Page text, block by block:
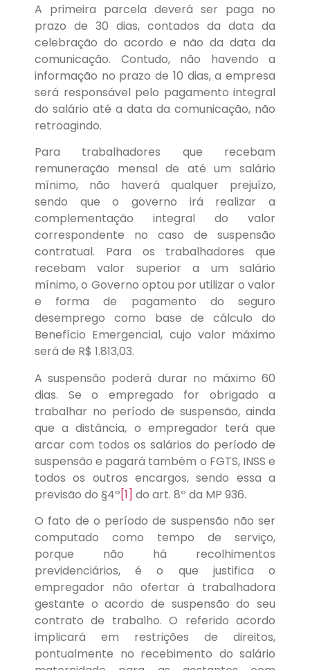
A primeira parcela deverá ser paga no
prazo de 30 dias, contados da data da
celebração do acordo e não da data da
comunicação. Contudo, não havendo a
informação no prazo de 10 dias, a empresa
será responsável pelo pagamento integral
do salário até a data da comunicação, não
retroagindo.
Para trabalhadores que recebam
remuneração mensal de até um salário
mínimo, não haverá qualquer prejuízo,
sendo que o governo irá realizar a
complementação integral do valor
correspondente no caso de suspensão
contratual. Para os trabalhadores que
recebam valor superior a um salário
mínimo, o Governo optou por utilizar o valor
e forma de pagamento do seguro
desemprego como base de cálculo do
Benefício Emergencial, cujo valor máximo
será de R$ 1.813,03.
A suspensão poderá durar no máximo 60
dias. Se o empregado for obrigado a
trabalhar no período de suspensão, ainda
que a distância, o empregador terá que
arcar com todos os salários do período de
suspensão e pagará também o FGTS, INSS e
todos os outros encargos, sendo essa a
previsão do §4º[1] do art. 8º da MP 936.
O fato de o período de suspensão não ser
computado como tempo de serviço,
porque não há recolhimentos
previdenciários, é o que justifica o
empregador não ofertar à trabalhadora
gestante o acordo de suspensão do seu
contrato de trabalho. O referido acordo
implicará em restrições de direitos,
pontualmente no recebimento do salário